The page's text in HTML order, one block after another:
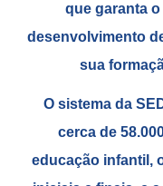
que garanta
desenvolvimento
sua
O sistema da
cerca de
educação infantil,